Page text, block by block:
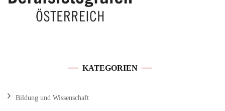
KATEGORIEN
Bildung und Wissenschaft